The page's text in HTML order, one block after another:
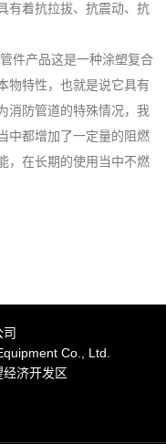
有着抗拉拔、抗震动、抗
产品这是一种涂塑复合
物特性，也就是说它具有
消防管道的特殊情况，我
中都增加了一定量的阻燃
，在长期的使用当中不燃
Co., Ltd.
经济开发区